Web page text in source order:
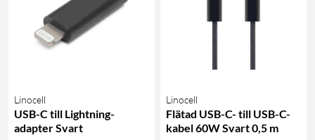
Linocell
USB-C till Lightning-
adapter Svart
Linocell
Flätad USB-C- till USB-C-
kabel 60W Svart 0,5 m